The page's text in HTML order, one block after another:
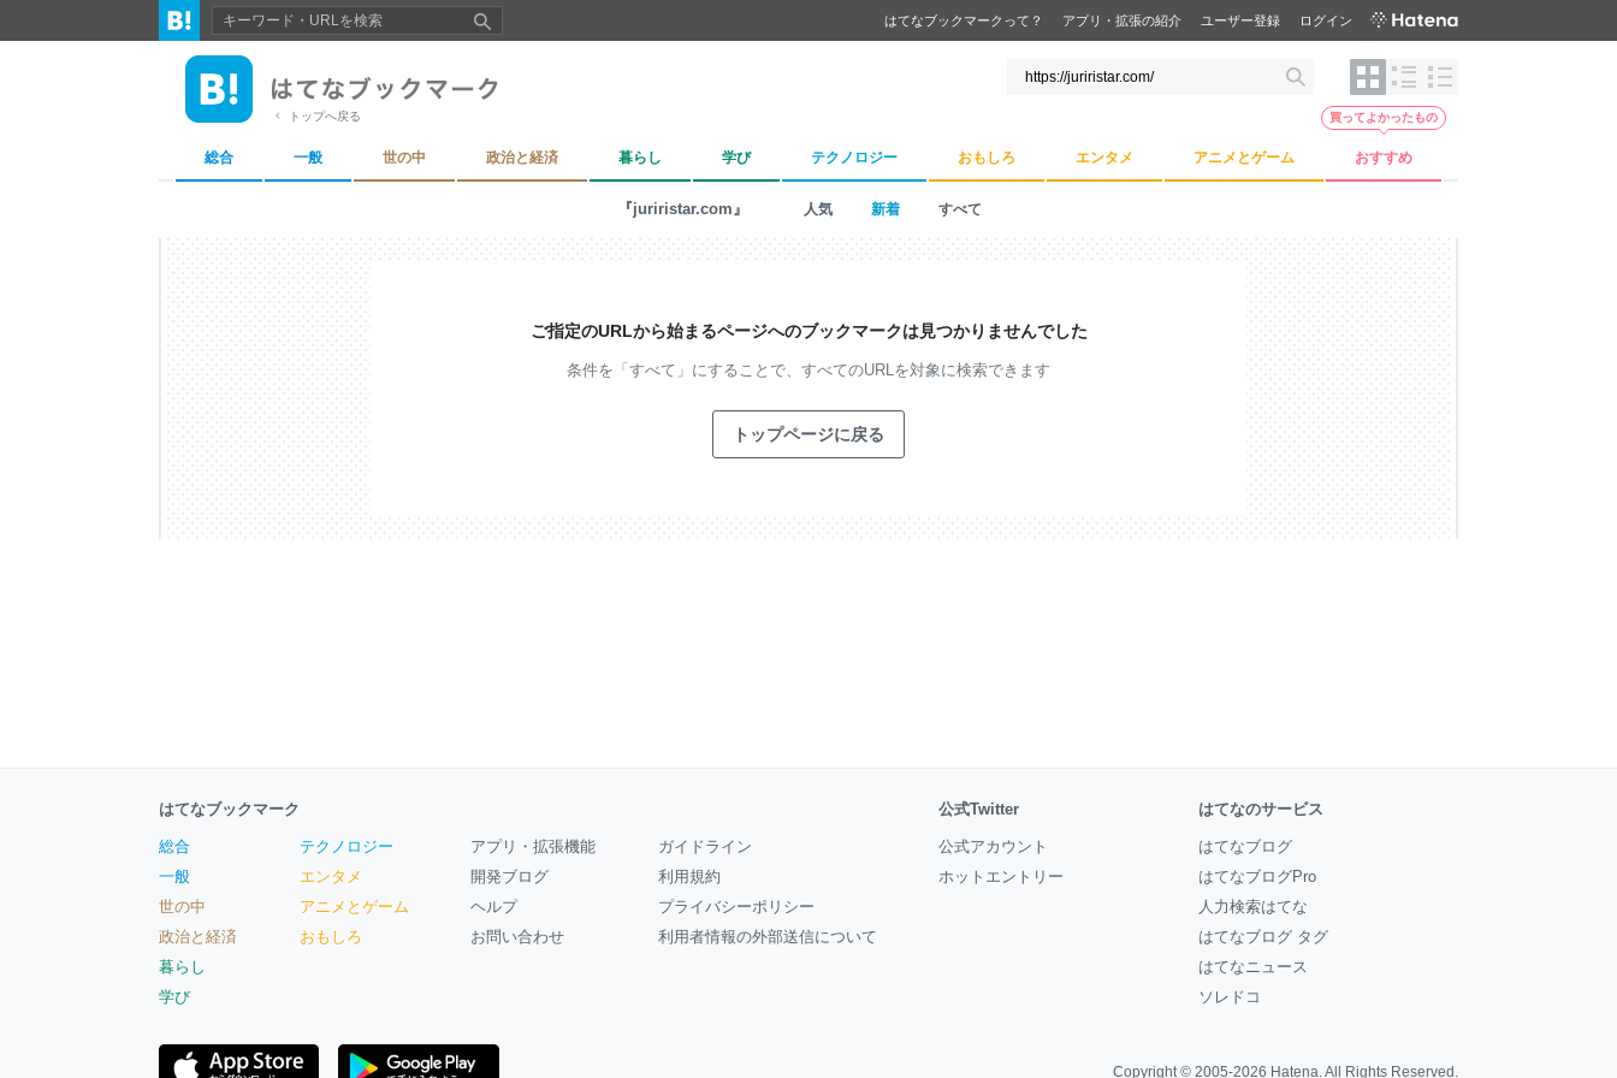
はてなブックマークって？ アプリ・拡張の紹介 ユーザー登録 ログイン
トップへ戻る
総合 一般 世の中 政治と経済 暮らし 学び テクノロジー おもしろ エンタメ アニメとゲーム おすすめ
買ってよかったもの
『juriristar.com』 人気 新着 すべて
ご指定のURLから始まるページへのブックマークは見つかりませんでした
条件を「すべて」にすることで、 すべてのURLを対象に検索できます
トップページに戻る
はてなブックマーク
総合
一般
世の中
政治と経済
暮らし
学び
テクノロジー
エンタメ
アニメとゲーム
おもしろ
アプリ・拡張機能
開発ブログ
ヘルプ
お問い合わせ
ガイドライン
利用規約
プライバシーポリシー
利用者情報の外部送信について
公式Twitter
公式アカウント
ホットエントリー
はてなのサービス
はてなブログ
はてなブログPro
人力検索はてな
はてなブログ タグ
はてなニュース
ソレドコ
Copyright © 2005-2026 Hatena. All Rights Reserved.